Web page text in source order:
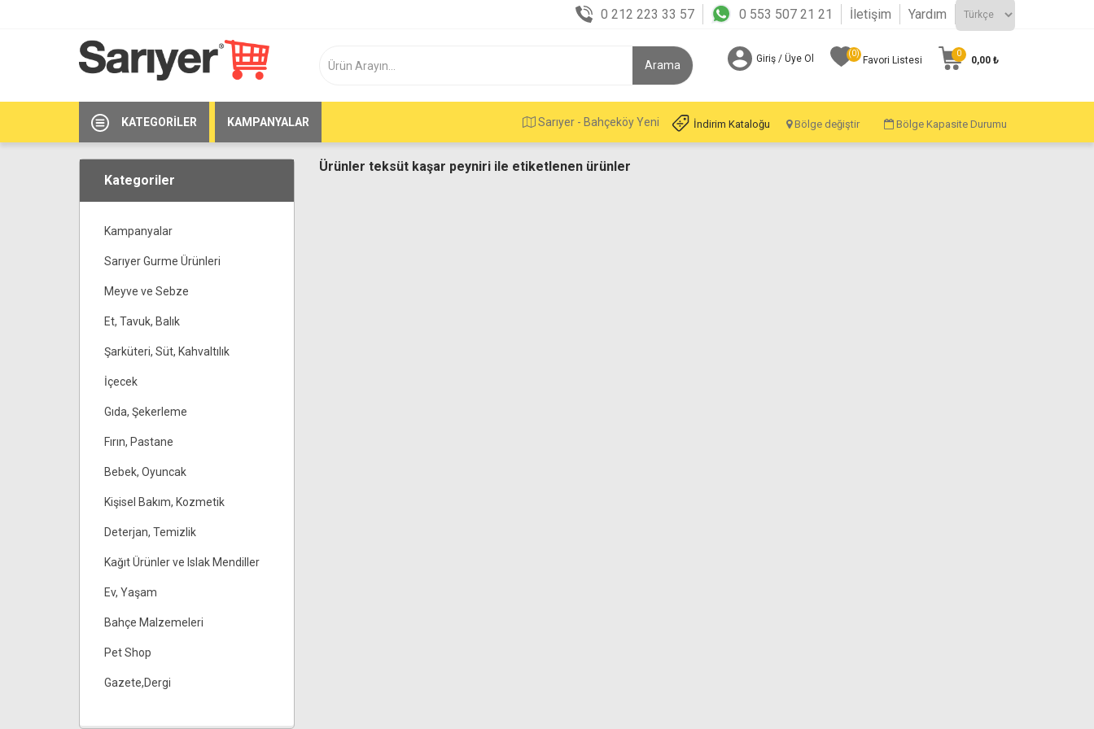
0 212 223 33 57 0 553 507 21 21 İletişim Yardım
Giriş / Üye Ol Favori Listesi
(0) 0
0,00 ₺
KATEGORILER KAMPANYALAR Sarıyer - Bahçeköy Yeni İndirim Kataloğu Bölge değiştir Bölge Kapasite Durumu
Kategoriler
Kampanyalar
Sarıyer Gurme Ürünleri
Meyve ve Sebze
Et, Tavuk, Balık
Şarküteri, Süt, Kahvaltılık
İçecek
Gıda, Şekerleme
Fırın, Pastane
Bebek, Oyuncak
Kişisel Bakım, Kozmetik
Deterjan, Temizlik
Kağıt Ürünler ve Islak Mendiller
Ev, Yaşam
Bahçe Malzemeleri
Pet Shop
Gazete,Dergi
Ürünler teksüt kaşar peyniri ile etiketlenen ürünler